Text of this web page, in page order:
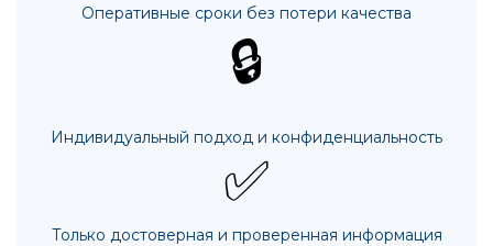
Оперативные сроки без потери качества
🔒
Индивидуальный подход и конфиденциальность
✅
Только достоверная и проверенная информация